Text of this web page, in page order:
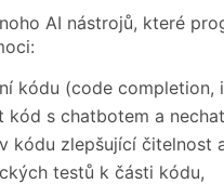
AI nástrojů, které
kódu (code completion,
kód s chatbotem a
kódu zlepšující čitelnost
testů k části kódu,